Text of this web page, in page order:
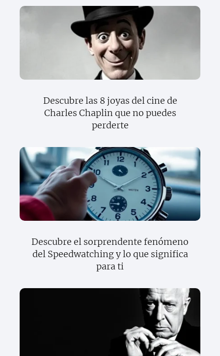
Descubre las 8 joyas del cine de
Charles Chaplin que no puedes
perderte
Descubre el sorprendente fenómeno
del Speedwatching y lo que significa
para ti